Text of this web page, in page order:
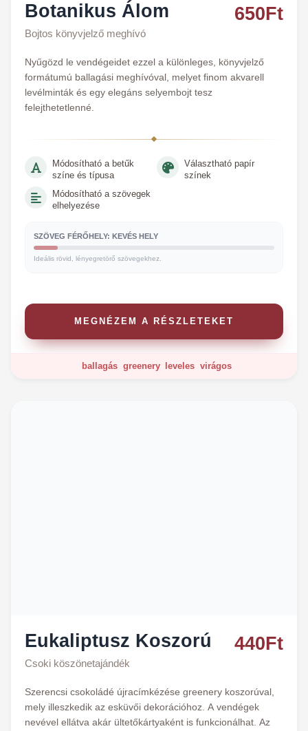
Botanikus Álom
Bojtos könyvjelző meghívó
650Ft
Nyűgözd le vendégeidet ezzel a különleges, könyvjelző
formátumú ballagási meghívóval, melyet finom akvarell
levélminták és egy elegáns selyembojt tesz
felejthetetlenné.
Módosítható a betűk
színe és típusa
Választható papír
színek
Módosítható a szövegek
elhelyezése
SZÖVEG FÉRŐHELY: KEVÉS HELY
Ideális rövid, lényegretörő szövegekhez.
MEGNÉZEM A RÉSZLETEKET
ballagás greenery leveles virágos
Eukaliptusz Koszorú
Csoki köszönetajándék
440Ft
Szerencsi csokoládé újracímkézése greenery koszorúval,
mely illeszkedik az esküvői dekorációhoz. A vendégek
nevével ellátva akár ültetőkártyaként is funkcionálhat. Az